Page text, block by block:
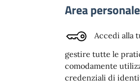
Area personale
Accedi alla
gestire tutte le
comodamente
credenziali di